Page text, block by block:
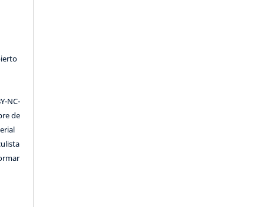
NC-
de